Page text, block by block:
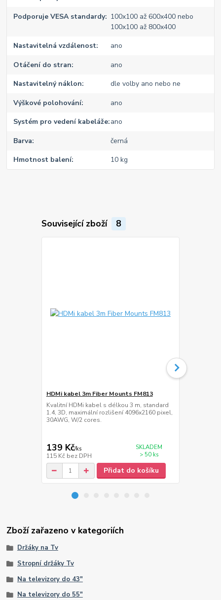
Podporuje VESA standardy
100x100 až 600x400 nebo
100x100 až 800x400
Nastavitelná vzdálenost ano
Otáčení do stran ano
Nastavitelný náklon dle volby ano nebo ne
Výškové polohování ano
Systém pro vedení kabeláže ano
Barva černá
Hmotnost balení 10 kg
Související zboží 8
HDMi kabel 3m Fiber Mounts FM813
Kvalitní HDMi kabel s délkou 3 m, standard
1.4, 3D, maximální rozlišení 4096x2160 pixel,
30AWG, W/2 cores.
139 Kč/ks
115 Kč bez DPH
SKLADEM
> 50 ks
Přidat do košíku
Zboží zařazeno v kategoriích
Držáky na Tv
Stropní držáky Tv
Na televizory do 43"
Na televizory do 55"